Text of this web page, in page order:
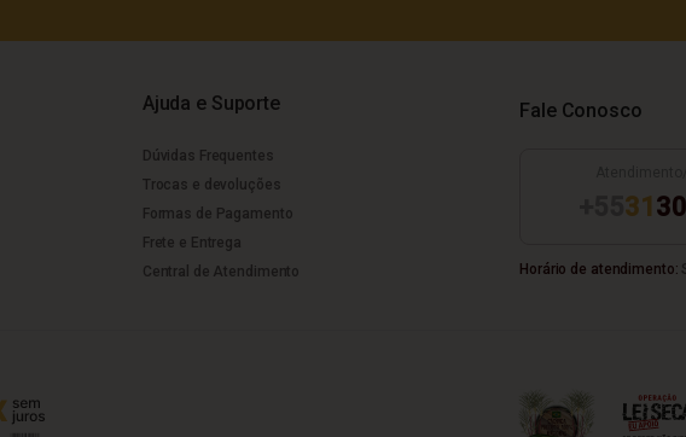
Ajuda e Suporte
Dúvidas Frequentes
Trocas e devoluções
Formas de Pagamento
Frete e Entrega
Central de Atendimento
Fale Conosco
31
Horário de atendimento: